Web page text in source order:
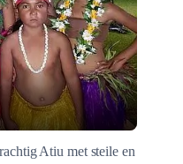
Atiu met steile en